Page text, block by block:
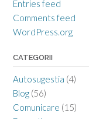
Entries feed
Comments feed
WordPress.org
CATEGORII
Autosugestia (4)
Blog (56)
Comunicare (15)